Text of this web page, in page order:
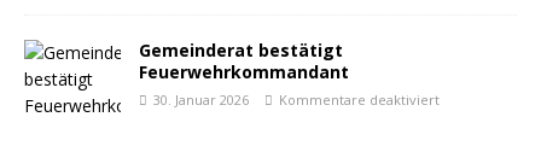
Gemeinderat bestätigt
Feuerwehrkommandant
30. Januar 2026 Kommentare deaktiviert